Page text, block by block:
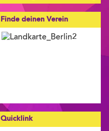
Finde deinen Verein
Quicklink